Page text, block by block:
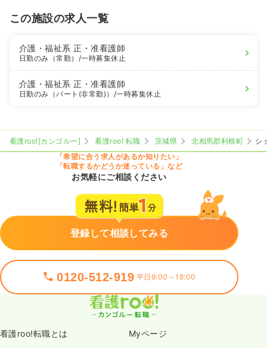
この施設の求人一覧
介護・福祉系正・准看護師
日勤のみ（常勤） /一時募集休止
介護・福祉系正・准看護師
日勤のみ（パート(非常勤)） /一時募集休止
看護roo![カンゴルー] 看護roo! 転職 茨城県 北相馬郡利根町
シ
「希望に合う求人があるか知りたい」
「転職するかどうか迷っている」など
お気軽にご相談ください
登録して相談してみる
0120-512-919 平日9:00～18:00
看護roo!転職とは Myページ